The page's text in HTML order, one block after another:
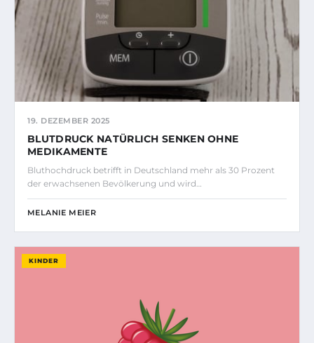
19. DEZEMBER 2025
BLUTDRUCK NATÜRLICH SENKEN OHNE
MEDIKAMENTE
Bluthochdruck betrifft in Deutschland mehr als 30 Prozent
der erwachsenen Bevölkerung und wird…
MELANIE MEIER
KINDER